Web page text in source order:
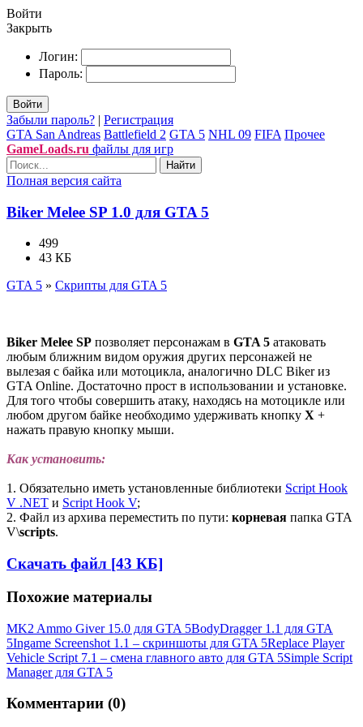
Войти
Закрыть
Логин:
Пароль:
Войти
Забыли пароль? | Регистрация
GTA San Andreas Battlefield 2 GTA 5 NHL 09 FIFA Прочее
GameLoads.ru файлы для игр
Найти
Полная версия сайта
Biker Melee SP 1.0 для GTA 5
499
43 КБ
GTA 5 » Скрипты для GTA 5
Biker Melee SP позволяет персонажам в GTA 5 атаковать
любым ближним видом оружия других персонажей не
вылезая с байка или мотоцикла, аналогично DLC Biker из
GTA Online. Достаточно прост в использовании и установке.
Для того чтобы совершить атаку, находясь на мотоцикле или
любом другом байке необходимо удерживать кнопку X +
нажать правую кнопку мыши.
Как установить:
1. Обязательно иметь установленные библиотеки Script Hook
V .NET и Script Hook V;
2. Файл из архива переместить по пути: корневая папка GTA
V\scripts.
Скачать файл [43 КБ]
Похожие материалы
MK2 Ammo Giver 15.0 для GTA 5BodyDragger 1.1 для GTA
5Ingame Screenshot 1.1 – скриншоты для GTA 5Replace Player
Vehicle Script 7.1 – смена главного авто для GTA 5Simple Script
Manager для GTA 5
Комментарии (0)